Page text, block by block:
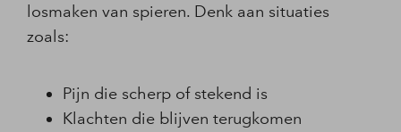
losmaken van spieren. Denk aan situaties
zoals:
Pijn die scherp of stekend is
Klachten die blijven terugkomen